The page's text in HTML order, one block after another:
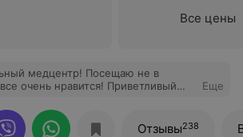
Все цены
медцентр! Посещаю не в
нравится! Приветливый
Еще
Отзывы238